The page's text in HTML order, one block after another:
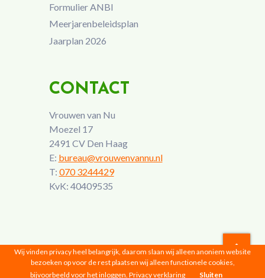
Formulier ANBI
Meerjarenbeleidsplan
Jaarplan 2026
CONTACT
Vrouwen van Nu
Moezel 17
2491 CV Den Haag
E: bureau@vrouwenvannu.nl
T: 070 3244429
KvK: 40409535
Vrouwen van Nu © 2026 |Privacyverklaring
Wij vinden privacy heel belangrijk, daarom slaan wij alleen anoniem website
bezoeken op voor de rest plaatsen wij alleen functionele cookies,
bijvoorbeeld voor het inloggen. Privacy verklaring Sluiten